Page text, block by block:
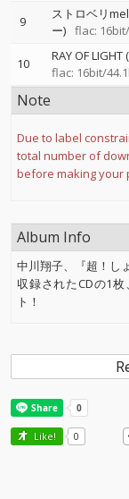
9
ストロベリ
ー) flac:
10
RAY OF
flac: 16bit/
Note
Due to label
total number of
before making your
Album Info
中川翔子、『超！
収録されたCDの1
ト！
Like! 0